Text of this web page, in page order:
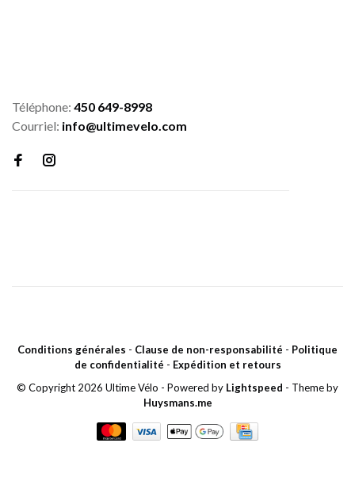
Téléphone: 450 649-8998
Courriel: info@ultimevelo.com
Conditions générales - Clause de non-responsabilité - Politique
de confidentialité - Expédition et retours
© Copyright 2026 Ultime Vélo - Powered by Lightspeed - Theme by
Huysmans.me